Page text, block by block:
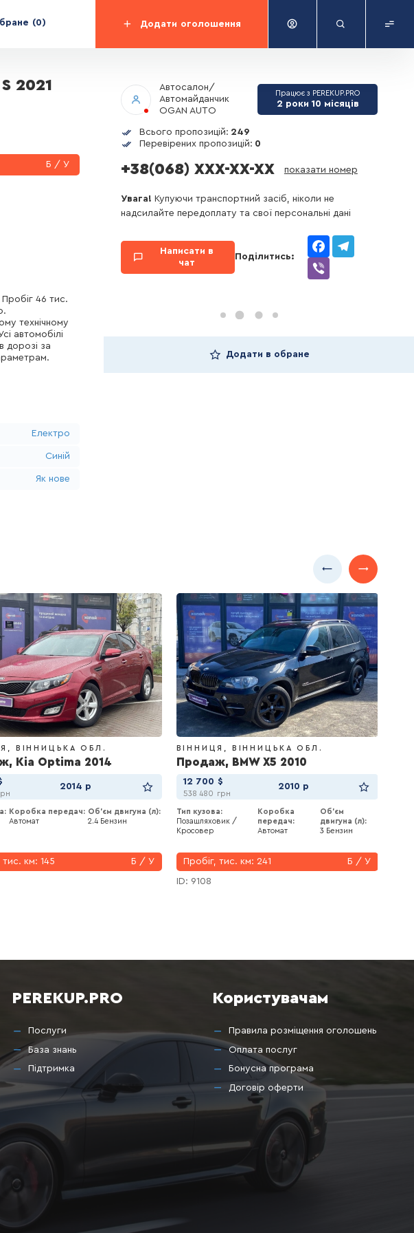
0 Додати оголошення
2021
Б / У
46 тис.
технічному
автомобілі
дорозі за
Електро
Синій
Як нове
Автосалон/
Автомайданчик
OGAN AUTO
Працює з PEREKUP.PRO
2 роки 10 місяців
Всього пропозицій: 249
Перевірених пропозицій: 0
+38(068) XXX-XX-XX показати номер
Увага! Купуючи транспортний засіб, ніколи не
надсилайте передоплату та свої персональні дані
Написати в
чат
Поділитись:
Facebook
Додати в обране
ВІННИЦЬКА ОБЛ.
Kia Optima 2014
2014 р
Коробка передач:
Автомат
Об'єм двигуна (л):
2.4 Бензин
тис. км: 145 Б / У
ВІННИЦЯ ВІННИЦЬКА ОБЛ.
Продаж, BMW X5 2010
12 700 $
538 480 грн
2010 р
Тип кузова:
Позашляховик /
Кросовер
Коробка
передач:
Автомат
Об'єм
двигуна (л):
3 Бензин
Пробіг, тис. км: 241 Б / У
ID: 9108
PEREKUP.PRO
Послуги
База знань
Підтримка
Користувачам
Правила розміщення оголошень
Оплата послуг
Бонусна програма
Договір оферти